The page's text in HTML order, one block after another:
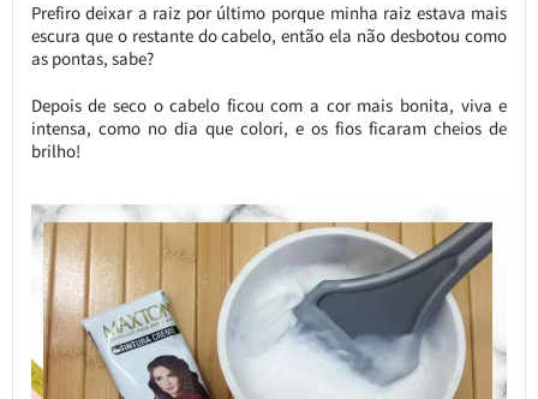
Prefiro deixar a raiz por último porque minha raiz estava mais
escura que o restante do cabelo, então ela não desbotou como
as pontas, sabe?
Depois de seco o cabelo ficou com a cor mais bonita, viva e
intensa, como no dia que colori, e os fios ficaram cheios de
brilho!